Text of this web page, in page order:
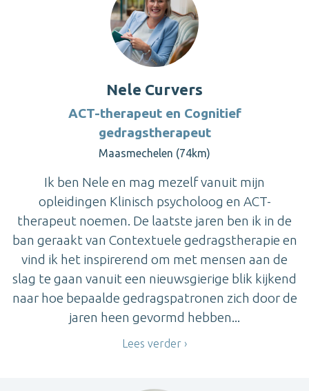
Nele Curvers
ACT-therapeut en Cognitief
gedragstherapeut
Maasmechelen (74km)
Ik ben Nele en mag mezelf vanuit mijn
opleidingen Klinisch psycholoog en ACT-
therapeut noemen. De laatste jaren ben ik in de
ban geraakt van Contextuele gedragstherapie en
vind ik het inspirerend om met mensen aan de
slag te gaan vanuit een nieuwsgierige blik kijkend
naar hoe bepaalde gedragspatronen zich door de
jaren heen gevormd hebben...
Lees verder